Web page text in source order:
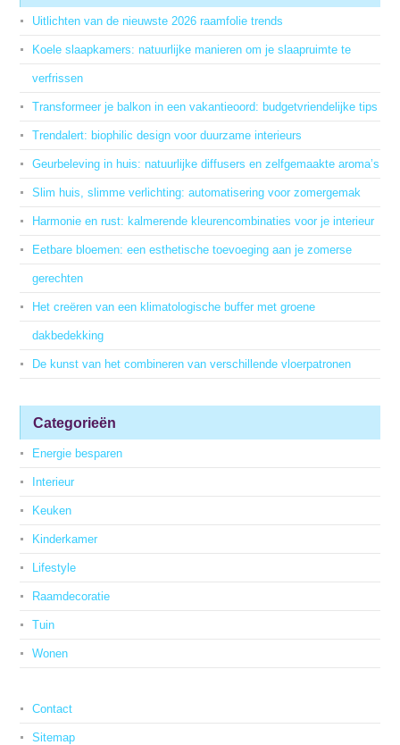
Uitlichten van de nieuwste 2026 raamfolie trends
Koele slaapkamers: natuurlijke manieren om je slaapruimte te
verfrissen
Transformeer je balkon in een vakantieoord: budgetvriendelijke tips
Trendalert: biophilic design voor duurzame interieurs
Geurbeleving in huis: natuurlijke diffusers en zelfgemaakte aroma’s
Slim huis, slimme verlichting: automatisering voor zomergemak
Harmonie en rust: kalmerende kleurencombinaties voor je interieur
Eetbare bloemen: een esthetische toevoeging aan je zomerse
gerechten
Het creëren van een klimatologische buffer met groene
dakbedekking
De kunst van het combineren van verschillende vloerpatronen
Categorieën
Energie besparen
Interieur
Keuken
Kinderkamer
Lifestyle
Raamdecoratie
Tuin
Wonen
Contact
Sitemap